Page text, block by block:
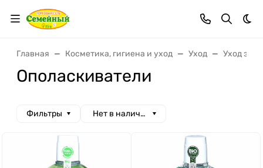
Главная Косметика, гигиена и уход Уход Уход за
Ополаскиватели
Фильтры Нет в наличии